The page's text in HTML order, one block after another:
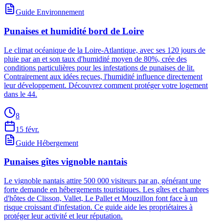
Guide Environnement
Punaises et humidité bord de Loire
Le climat océanique de la Loire-Atlantique, avec ses 120 jours de
pluie par an et son taux d'humidité moyen de 80%, crée des
conditions particulières pour les infestations de punaises de lit.
Contrairement aux idées reçues, l'humidité influence directement
leur développement. Découvrez comment protéger votre logement
dans le 44.
8
15 févr.
Guide Hébergement
Punaises gîtes vignoble nantais
Le vignoble nantais attire 500 000 visiteurs par an, générant une
forte demande en hébergements touristiques. Les gîtes et chambres
d'hôtes de Clisson, Vallet, Le Pallet et Mouzillon font face à un
risque croissant d'infestation. Ce guide aide les propriétaires à
protéger leur activité et leur réputation.